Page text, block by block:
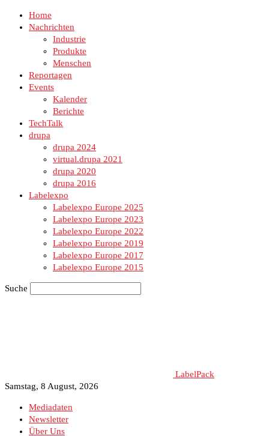
Home
Nachrichten
Industrie
Produkte
Menschen
Reportagen
Events
Kalender
Berichte
TechTalk
drupa
drupa 2024
virtual.drupa 2021
drupa 2020
drupa 2016
Labelexpo
Labelexpo Europe 2025
Labelexpo Europe 2023
Labelexpo Europe 2022
Labelexpo Europe 2019
Labelexpo Europe 2017
Labelexpo Europe 2015
Suche
LabelPack
Samstag, 8 August, 2026
Mediadaten
Newsletter
Über Uns